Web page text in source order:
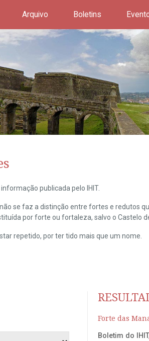
Arquivo Boletins
publicada pelo IHIT.
se faz a distinção entre fortes e redutos
por forte ou fortaleza, salvo o Castelo
repetido, por ter tido mais que um nome.
Forte das
Boletim do